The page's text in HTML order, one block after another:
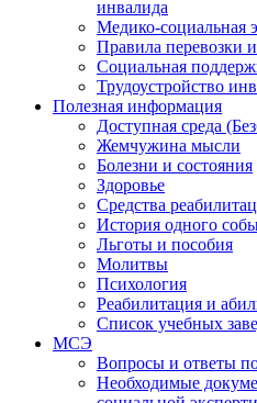
инвалида
Медико-социальная
Правила перевозки
Социальная
Трудоустройство
Полезная информация
Доступная среда
Жемчужина мысли
Болезни и состояния
Здоровье
Средства
История одного
Льготы и пособия
Молитвы
Психология
Реабилитация и
Список учебных
МСЭ
Вопросы и ответы
Необходимые